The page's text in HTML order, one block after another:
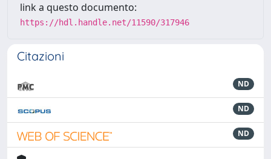
link a questo documento:
https://hdl.handle.net/11590/317946
Citazioni
ND
ND
ND